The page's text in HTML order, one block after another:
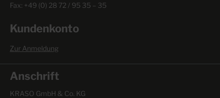
Fax: +49 (0) 28 72 / 95 35 – 35
Kundenkonto
Zur Anmeldung
Anschrift
KRASO GmbH & Co. KG